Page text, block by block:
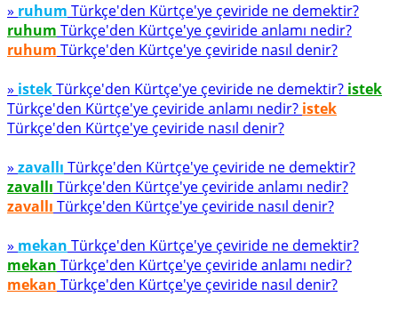
» ruhum Türkçe'den Kürtçe'ye çeviride ne demektir?
ruhum Türkçe'den Kürtçe'ye çeviride anlamı nedir?
ruhum Türkçe'den Kürtçe'ye çeviride nasıl denir?
» istekTürkçe'den Kürtçe'ye çeviride ne demektir? istek
Türkçe'den Kürtçe'ye çeviride anlamı nedir? istek
Türkçe'den Kürtçe'ye çeviride nasıl denir?
» zavallı Türkçe'den Kürtçe'ye çeviride ne demektir?
zavallı Türkçe'den Kürtçe'ye çeviride anlamı nedir?
zavallı Türkçe'den Kürtçe'ye çeviride nasıl denir?
» mekan Türkçe'den Kürtçe'ye çeviride ne demektir?
mekan Türkçe'den Kürtçe'ye çeviride anlamı nedir?
mekan Türkçe'den Kürtçe'ye çeviride nasıl denir?